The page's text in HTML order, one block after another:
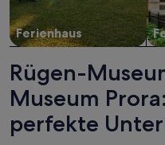
Ferienhaus
Rügen-
Museum
perfekte